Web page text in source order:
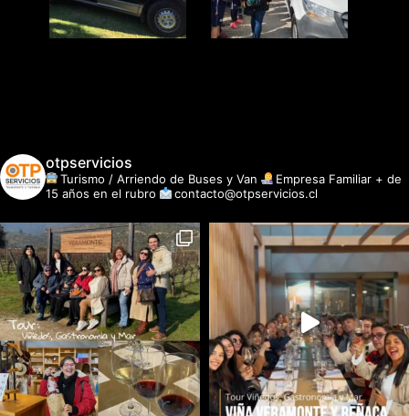
otpservicios
Turismo / Arriendo de Buses y Van
Empresa Familiar + de
15 años en el rubro
contacto@otpservicios.cl